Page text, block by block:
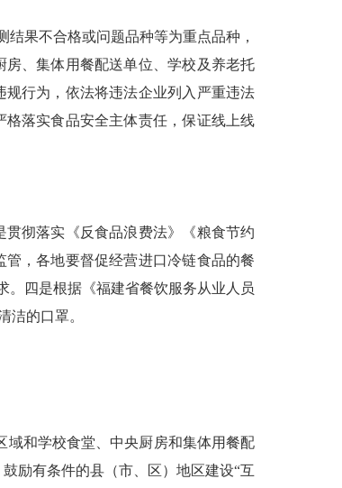
果不合格或问题品种等为重点品种，
、集体用餐配送单位、学校及养老托
行为，依法将违法企业列入严重违法
落实食品安全主体责任，保证线上线
彻落实《反食品浪费法》《粮食节约
，各地要督促经营进口冷链食品的餐
。四是根据《福建省餐饮服务从业人员
洁的口罩。
和学校食堂、中央厨房和集体用餐配
励有条件的县（市、区）地区建设“互